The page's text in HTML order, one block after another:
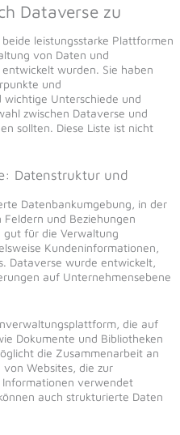
Dataverse zu
leistungsstarke Plattformen
von Daten und
wurden. Sie haben
und
wichtige Unterschiede und
zwischen Dataverse und
sollten. Diese Liste ist nicht
Datenstruktur und
Datenbankumgebung, in der
und Beziehungen
gut für die Verwaltung
Kundeninformationen,
Dataverse wurde entwickelt,
auf Unternehmensebene
die auf
Dokumente und Bibliotheken
die Zusammenarbeit an
Websites, die zur
verwendet
auch strukturierte Daten